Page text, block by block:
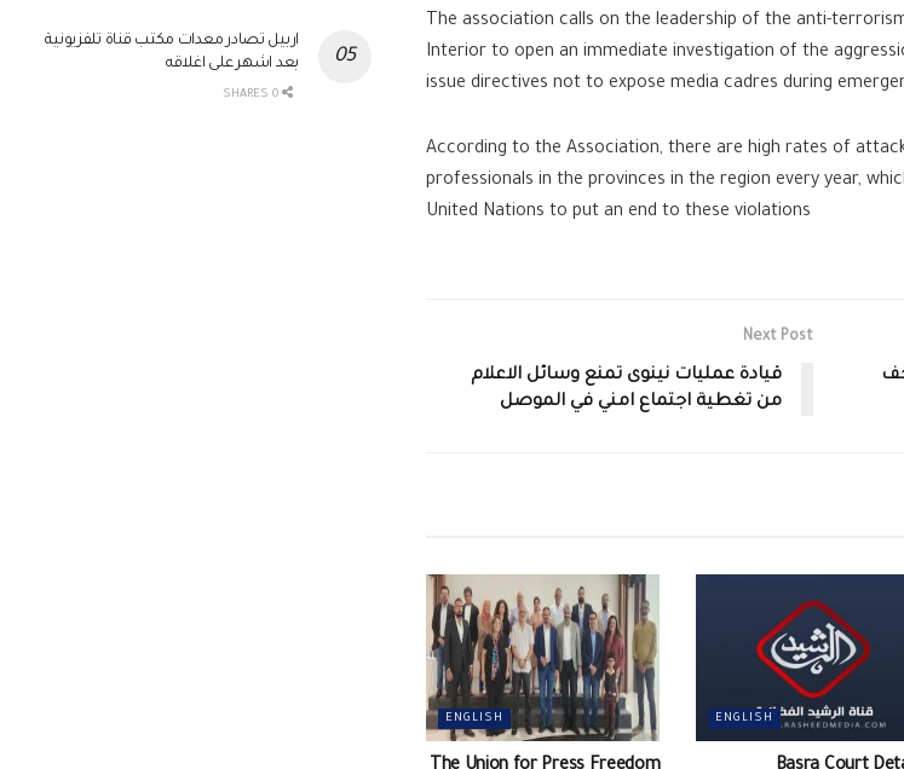
The association calls on the leadership of the anti-
Interior to open an immediate investigation of the
issue directives not to expose media cadres during
According to the Association, there are high rates of
professionals in the provinces in the region every year,
United Nations to put an end to these violations
Next Post
قيادة عمليات نينوى تمنع وسائل الاعلام
من تغطية اجتماع امني في الموصل
ENGLISH
ENGLISH
اربيل تصادر معدات مكتب قناة تلفزيونية
بعد اشهر على اغلاقه